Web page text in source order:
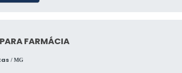
FARMÁCIA
/ MG